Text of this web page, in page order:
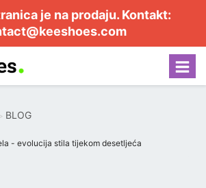
je na prodaju. Kontakt:
BLOG
- evolucija stila tijekom desetljeća